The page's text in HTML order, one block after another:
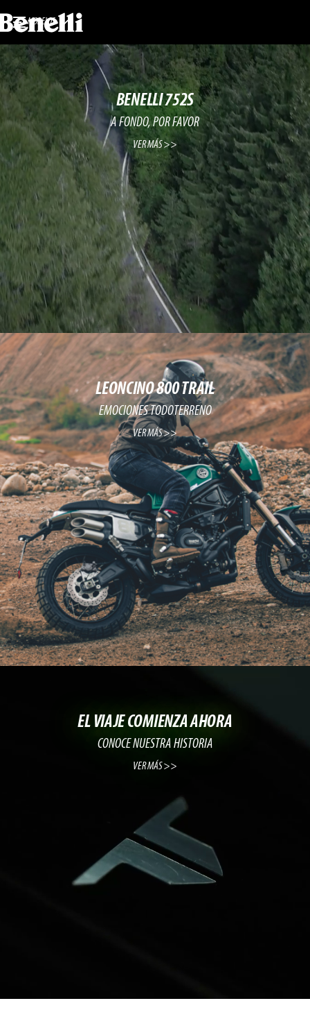
MODELOS
BENELLI 752S
A FONDO, POR FAVOR
VER MÁS >>
LEONCINO 800 TRAIL
EMOCIONES TODOTERRENO
VER MÁS >>
EL VIAJE COMIENZA AHORA
CONOCE NUESTRA HISTORIA
VER MÁS >>